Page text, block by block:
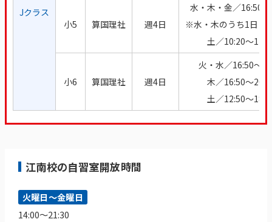
Jクラス
小5 算国理社 週4日
水・木・金／16:50
※水・木のうち1日は
土／10:20～
小6 算国理社 週4日
火・水／16:50～
木／16:50～
土／12:50～
江南校の自習室開放時間
火曜日～金曜日
14:00～21:30